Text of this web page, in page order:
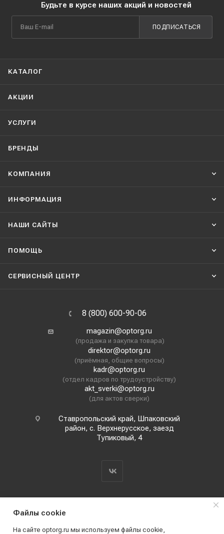
Будьте в курсе наших акций и новостей
ПОДПИСАТЬСЯ
КАТАЛОГ
АКЦИИ
УСЛУГИ
БРЕНДЫ
КОМПАНИЯ
ИНФОРМАЦИЯ
НАШИ CАЙТЫ
ПОМОЩЬ
СЕРВИСНЫЙ ЦЕНТР
8 (800) 600-90-06
magazin@optorg.ru
(продажа и закупка товара)
direktor@optorg.ru
(приёмная, общие вопросы)
kadr@optorg.ru
(отдел кадров по трудоустройству)
akt_sverki@optorg.ru
(для актов сверки)
Ставропольский край, Шпаковский
район, с. Верхнерусское, заезд
Тупиковый, 4
Файлы cookie
На сайте optorg.ru мы используем файлы cookie,